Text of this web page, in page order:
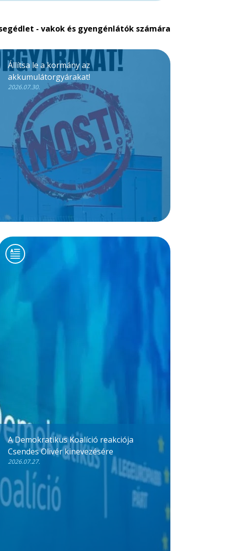
- vakok és gyengénlátók számára
Állítsa le a kormány az
akkumulátorgyárakat!
2026.07.30.
A Demokratikus Koalíció reakciója
Csendes Olivér kinevezésére
2026.07.27.